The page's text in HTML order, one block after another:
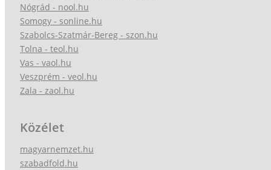
Nógrád - nool.hu
Somogy - sonline.hu
Szabolcs-Szatmár-Bereg - szon.hu
Tolna - teol.hu
Vas - vaol.hu
Veszprém - veol.hu
Zala - zaol.hu
Közélet
magyarnemzet.hu
szabadfold.hu